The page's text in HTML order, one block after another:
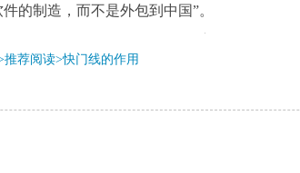
的制造，而不是外包到中国”。
推荐阅读>快门线的作用